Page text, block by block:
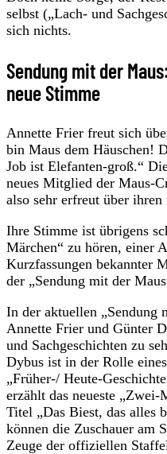
selbst („Lach- und
sich nichts.
Sendung mit der
neue Stimme
Annette Frier freut sich
bin Maus dem Häuschen!
Job ist Elefanten-groß.“
neues Mitglied der Maus-
also sehr erfreut über ihren
Ihre Stimme ist übrigens
Märchen“ zu hören, einer
Kurzfassungen bekannter
der „Sendung mit der
In der aktuellen „Sendung
Annette Frier und Günter
und Sachgeschichten zu
Dybus ist in der Rolle
„Früher-/ Heute-
erzählt das neueste
Titel „Das Biest, das alles
können die Zuschauer am
Zeuge der offiziellen